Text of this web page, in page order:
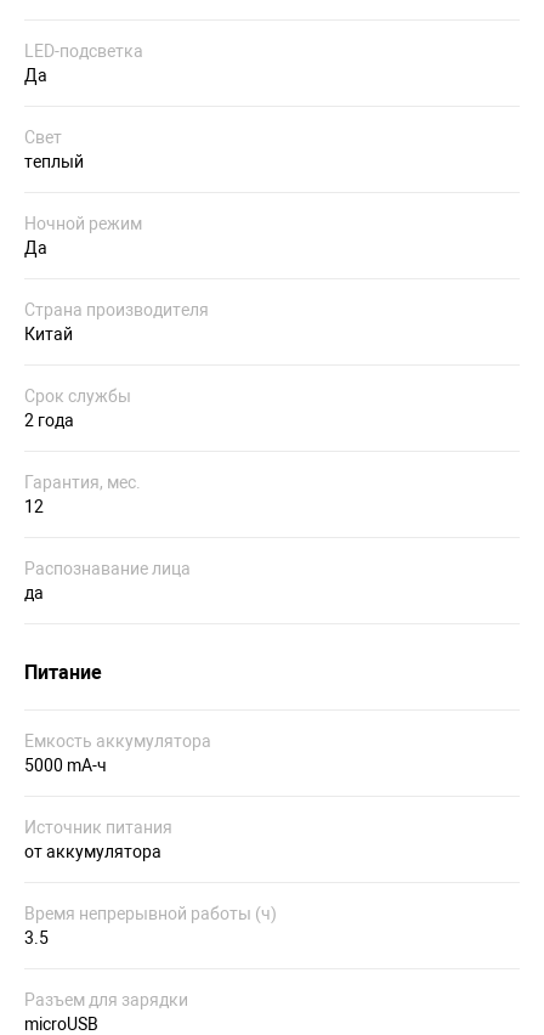
LED-подсветка
Да
Свет
теплый
Ночной режим
Да
Страна производителя
Китай
Срок службы
2 года
Гарантия, мес.
12
Распознавание лица
да
Питание
Емкость аккумулятора
5000 mA-ч
Источник питания
от аккумулятора
Время непрерывной работы (ч)
3.5
Разъем для зарядки
microUSB